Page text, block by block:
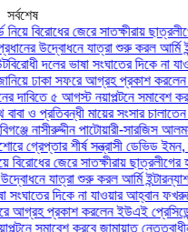
সর্বশেষ
বিরোধের জেরে সাতক্ষীরায় ছাত্রলীগের
উদ্বোধনে যাত্রা শুরু করল আর্মি
দলের ভাষা সংঘাতের দিকে না
ঢাকা সফরে আগ্রহ প্রকাশ করলেন
৫ আগস্ট নয়াপল্টনে সমাবেশ করবে
প্রতিবন্ধী মায়ের সংসার চালাতেন
নাসীরুদ্দীন পাটোয়ারী-সারজিস আলমসহ
শীর্ষ সন্ত্রাসী ডেভিড ইমন,
জেরে সাতক্ষীরায় ছাত্রলীগের
যাত্রা শুরু করল আর্মি ইন্টারন্যাশনাল
দিকে না যাওয়ার আহ্বান ফখরুলের
প্রকাশ করলেন ইউএই প্রেসিডেন্ট
সমাবেশ করবে জামায়াত নেতৃত্বাধীন ১১